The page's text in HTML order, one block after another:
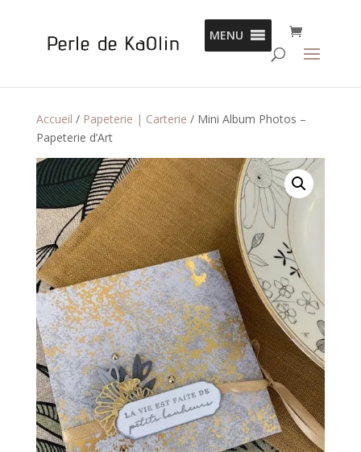
MENU
Accueil / Papeterie | Carterie / Mini Album Photos –
Papeterie d’Art